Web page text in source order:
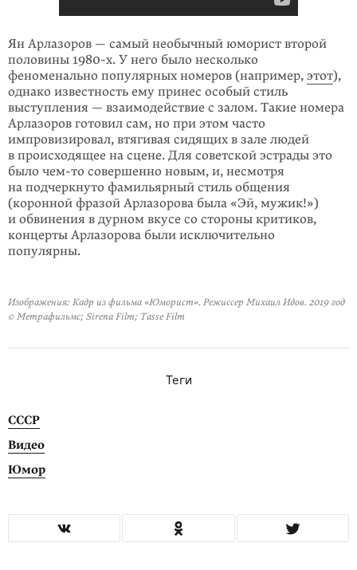
Ян Арлазоров — самый необычный юморист второй
половины 1980-х. У него было несколько
феноменально популярных номеров (например, этот),
однако известность ему принес особый стиль
выступления — взаимодействие с залом. Такие номера
Арлазоров готовил сам, но при этом часто
импровизировал, втягивая сидящих в зале людей
в происходящее на сцене. Для советской эстрады это
было чем-то совершенно новым, и, несмотря
на подчеркнуто фамильярный стиль общения
(коронной фразой Арлазорова была «Эй, мужик!»)
и обвинения в дурном вкусе со стороны критиков,
концерты Арлазорова были исключи­тельно
популярны.
Изображения: Кадр из фильма «Юморист». Режиссер Михаил Идов. 2019 год
© Метрафильмс; Sirena Film; Tasse Film
Теги
СССР
Видео
Юмор